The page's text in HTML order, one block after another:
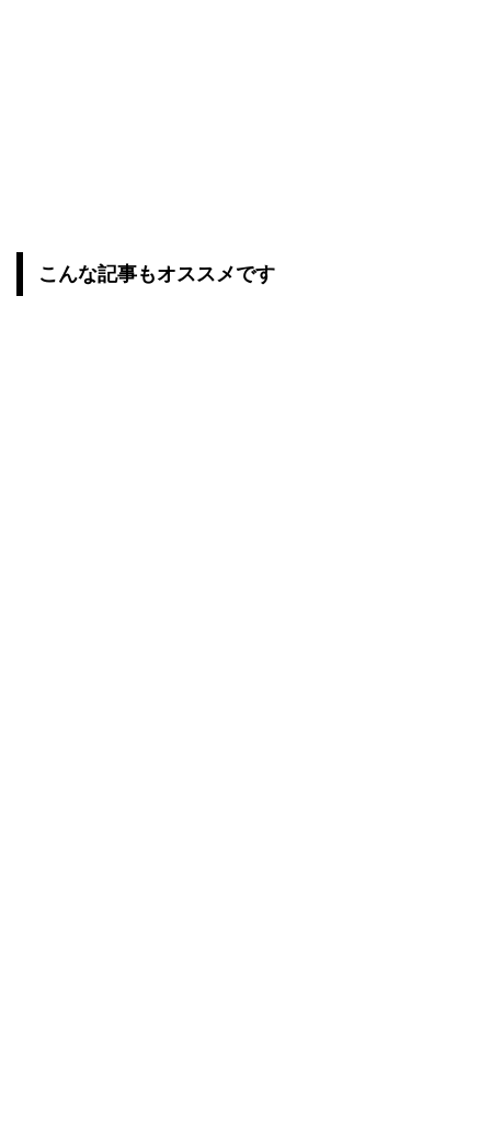
こんな記事もオススメです